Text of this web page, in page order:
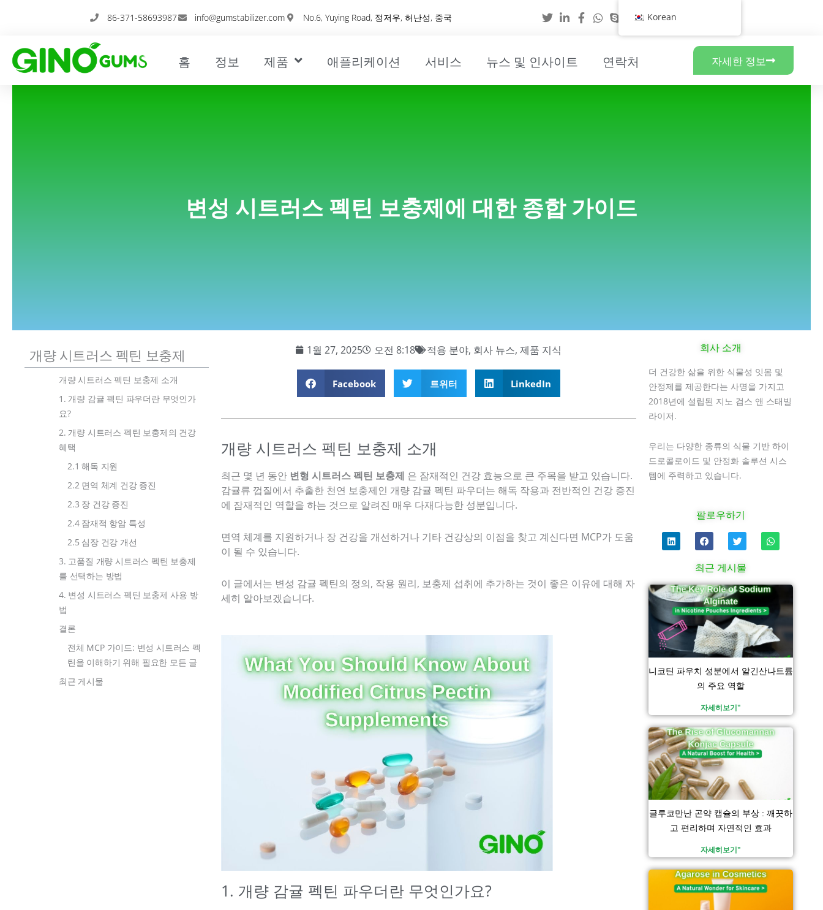
86-371-58693987 info@gumstabilizer.com No.6, Yuying Road, 정저우, 허난성, 중국
홈 정보 제품 애플리케이션 서비스 뉴스 및 인사이트 연락처 자세한 정보
변성 시트러스 펙틴 보충제에 대한 종합 가이드
개량 시트러스 펙틴 보충제
개량 시트러스 펙틴 보충제 소개
1. 개량 감귤 펙틴 파우더란 무엇인가
요?
2. 개량 시트러스 펙틴 보충제의 건강
혜택
2.1 해독 지원
2.2 면역 체계 건강 증진
2.3 장 건강 증진
2.4 잠재적 항암 특성
2.5 심장 건강 개선
3. 고품질 개량 시트러스 펙틴 보충제
를 선택하는 방법
4. 변성 시트러스 펙틴 보충제 사용 방
법
결론
전체 MCP 가이드: 변성 시트러스 펙
틴을 이해하기 위해 필요한 모든 글
최근 게시물
1월 27, 2025 오전 8:18 적용 분야, 회사 뉴스,제품 지식
Facebook 트위터 LinkedIn
개량 시트러스 펙틴 보충제 소개
최근 몇 년 동안 변형 시트러스 펙틴 보충제 은 잠재적인 건강 효능으로 큰 주목을 받고 있습니다.
감귤류 껍질에서 추출한 천연 보충제인 개량 감귤 펙틴 파우더는 해독 작용과 전반적인 건강 증진
에 잠재적인 역할을 하는 것으로 알려진 매우 다재다능한 성분입니다.
면역 체계를 지원하거나 장 건강을 개선하거나 기타 건강상의 이점을 찾고 계신다면 MCP가 도움
이 될 수 있습니다.
이 글에서는 변성 감귤 펙틴의 정의, 작용 원리, 보충제 섭취에 추가하는 것이 좋은 이유에 대해 자
세히 알아보겠습니다.
1. 개량 감귤 펙틴 파우더란 무엇인가요?
회사 소개
더 건강한 삶을 위한 식물성 잇몸 및
안정제를 제공한다는 사명을 가지고
2018년에 설립된 지노 검스 앤 스태빌
라이저.
우리는 다양한 종류의 식물 기반 하이
드로콜로이드 및 안정화 솔루션 시스
템에 주력하고 있습니다.
팔로우하기
링
크
드
F
a
c
e
b
o
o
k
트
위
터
W
h
a
a
p
최근 게시물
니코틴 파우치 성분에서 알긴산나트륨
의 주요 역할
자세히보기"
글루코만난 곤약 캡슐의 부상 : 깨끗하
고 편리하며 자연적인 효과
자세히보기"
페
이
지
페
이
지
페
이
지
페
이
지
Korean